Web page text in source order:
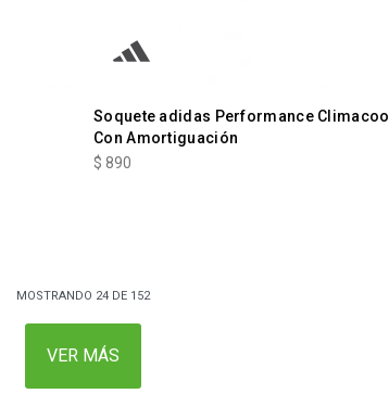
Soquete adidas Performance Climacool
Con Amortiguación
$ 890
MOSTRANDO 24DE 152
VER MÁS